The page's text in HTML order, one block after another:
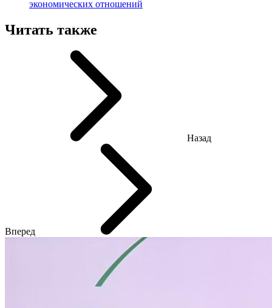
экономических отношений
Читать также
Назад
Вперед